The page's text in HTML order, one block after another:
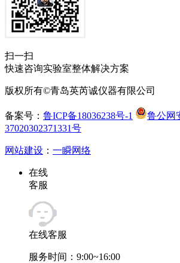
扫一扫
快速咨询实验室整体解决方案
版权所有©青岛英芮诚仪器有限公司
备案号： 鲁ICP备18036238号-1
鲁公网
37020302371331号
网站建设 ： 一瞬网络
在线
客服
在线客服
服务时间：9:00~16:00